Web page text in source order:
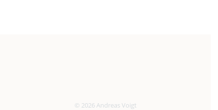
© 2026 Andreas Voigt